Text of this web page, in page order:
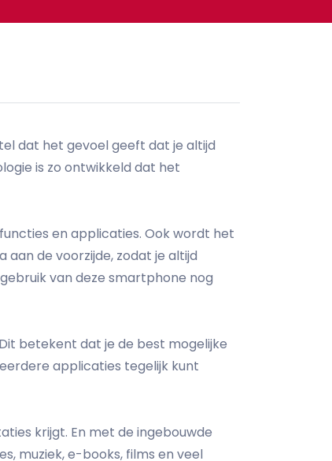
dat het gevoel geeft dat je altijd
is zo ontwikkeld dat het
en applicaties. Ook wordt het
de voorzijde, zodat je altijd
van deze smartphone nog
betekent dat je de best mogelijke
applicaties tegelijk kunt
krijgt. En met de ingebouwde
muziek, e-books, films en veel